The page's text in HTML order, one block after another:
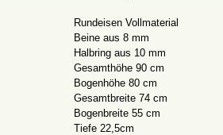
Rundeisen Vollmaterial
Beine aus 8 mm
Halbring aus 10 mm
Gesamthöhe 90 cm
Bogenhöhe 80 cm
Gesamtbreite 74 cm
Bogenbreite 55 cm
Tiefe 22,5cm